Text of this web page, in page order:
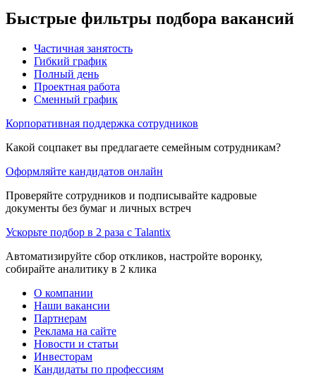
Быстрые фильтры подбора вакансий
Частичная занятость
Гибкий график
Полный день
Проектная работа
Сменный график
Корпоративная поддержка сотрудников
Какой соцпакет вы предлагаете семейным сотрудникам?
Оформляйте кандидатов онлайн
Проверяйте сотрудников и подписывайте кадровые
документы без бумаг и личных встреч
Ускорьте подбор в 2 раза с Talantix
Автоматизируйте сбор откликов, настройте воронку,
собирайте аналитику в 2 клика
О компании
Наши вакансии
Партнерам
Реклама на сайте
Новости и статьи
Инвесторам
Кандидаты по профессиям